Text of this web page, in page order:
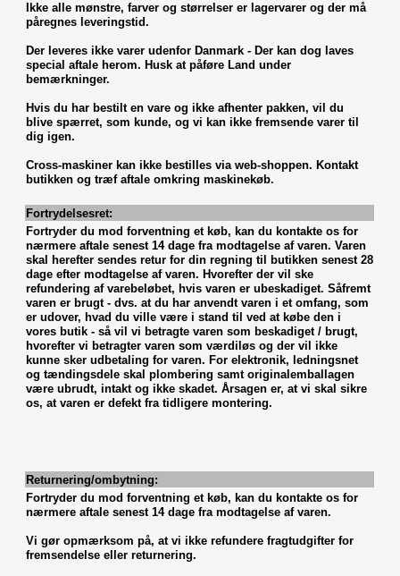
Ikke alle mønstre, farver og størrelser er lagervarer og der må
påregnes leveringstid.
Der leveres ikke varer udenfor Danmark - Der kan dog laves
special aftale herom. Husk at påføre Land under
bemærkninger.
Hvis du har bestilt en vare og ikke afhenter pakken, vil du
blive spærret, som kunde, og vi kan ikke fremsende varer til
dig igen.
Cross-maskiner kan ikke bestilles via web-shoppen. Kontakt
butikken og træf aftale omkring maskinekøb.
Fortrydelsesret:
Fortryder du mod forventning et køb, kan du kontakte os for
nærmere aftale senest 14 dage fra modtagelse af varen. Varen
skal herefter sendes retur for din regning til butikken senest 28
dage efter modtagelse af varen. Hvorefter der vil ske
refundering af varebeløbet, hvis varen er ubeskadiget. Såfremt
varen er brugt - dvs. at du har anvendt varen i et omfang, som
er udover, hvad du ville være i stand til ved at købe den i
vores butik - så vil vi betragte varen som beskadiget / brugt,
hvorefter vi betragter varen som værdiløs og der vil ikke
kunne sker udbetaling for varen. For elektronik, ledningsnet
og tændingsdele skal plombering samt originalemballagen
være ubrudt, intakt og ikke skadet. Årsagen er, at vi skal sikre
os, at varen er defekt fra tidligere montering.
Returnering/ombytning:
Fortryder du mod forventning et køb, kan du kontakte os for
nærmere aftale senest 14 dage fra modtagelse af varen.
Vi gør opmærksom på, at vi ikke refundere fragtudgifter for
fremsendelse eller returnering.